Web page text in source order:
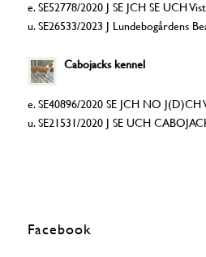
e. SE52778/2020 J SE JCH SE UCH
u. SE26533/2023 J Lundebogårdens
Cabojacks kennel
e. SE40896/2020 SE JCH NO J(D)CH
u. SE21531/2020 J SE UCH
Facebook